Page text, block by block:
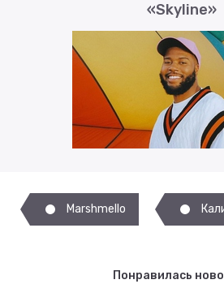
«Skyline»
Marshmello
Понравилась